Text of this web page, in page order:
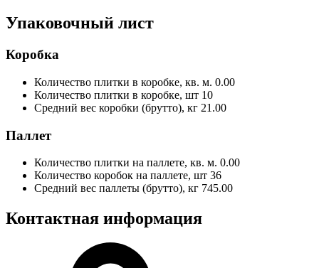
Упаковочный лист
Коробка
Количество плитки в коробке, кв. м. 0.00
Количество плитки в коробке, шт 10
Средний вес коробки (брутто), кг 21.00
Паллет
Количество плитки на паллете, кв. м. 0.00
Количество коробок на паллете, шт 36
Средний вес паллеты (брутто), кг 745.00
Контактная информация